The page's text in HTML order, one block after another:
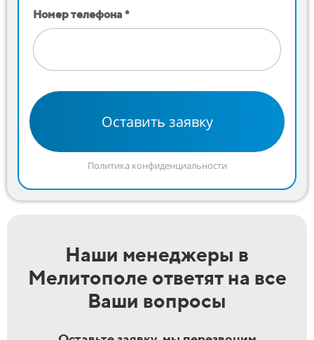
Номер телефона *
Оставить заявку
Политика конфиденциальности
Наши менеджеры в
Мелитополе ответят на все
Ваши вопросы